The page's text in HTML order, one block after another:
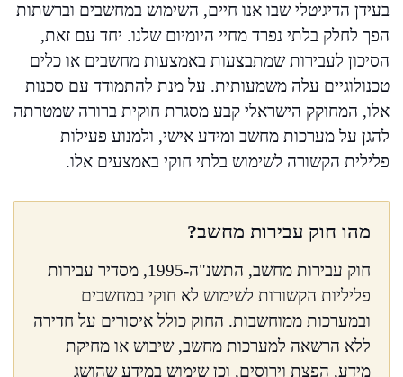
בעידן הדיגיטלי שבו אנו חיים, השימוש במחשבים וברשתות
הפך לחלק בלתי נפרד מחיי היומיום שלנו. יחד עם זאת,
הסיכון לעבירות שמתבצעות באמצעות מחשבים או כלים
טכנולוגיים עלה משמעותית. על מנת להתמודד עם סכנות
אלו, המחוקק הישראלי קבע מסגרת חוקית ברורה שמטרתה
להגן על מערכות מחשב ומידע אישי, ולמנוע פעילות
פלילית הקשורה לשימוש בלתי חוקי באמצעים אלו.
מהו חוק עבירות מחשב?
חוק עבירות מחשב, התשנ"ה-1995, מסדיר עבירות
פליליות הקשורות לשימוש לא חוקי במחשבים
ובמערכות ממוחשבות. החוק כולל איסורים על חדירה
ללא הרשאה למערכות מחשב, שיבוש או מחיקת
מידע, הפצת וירוסים, וכן שימוש במידע שהושג